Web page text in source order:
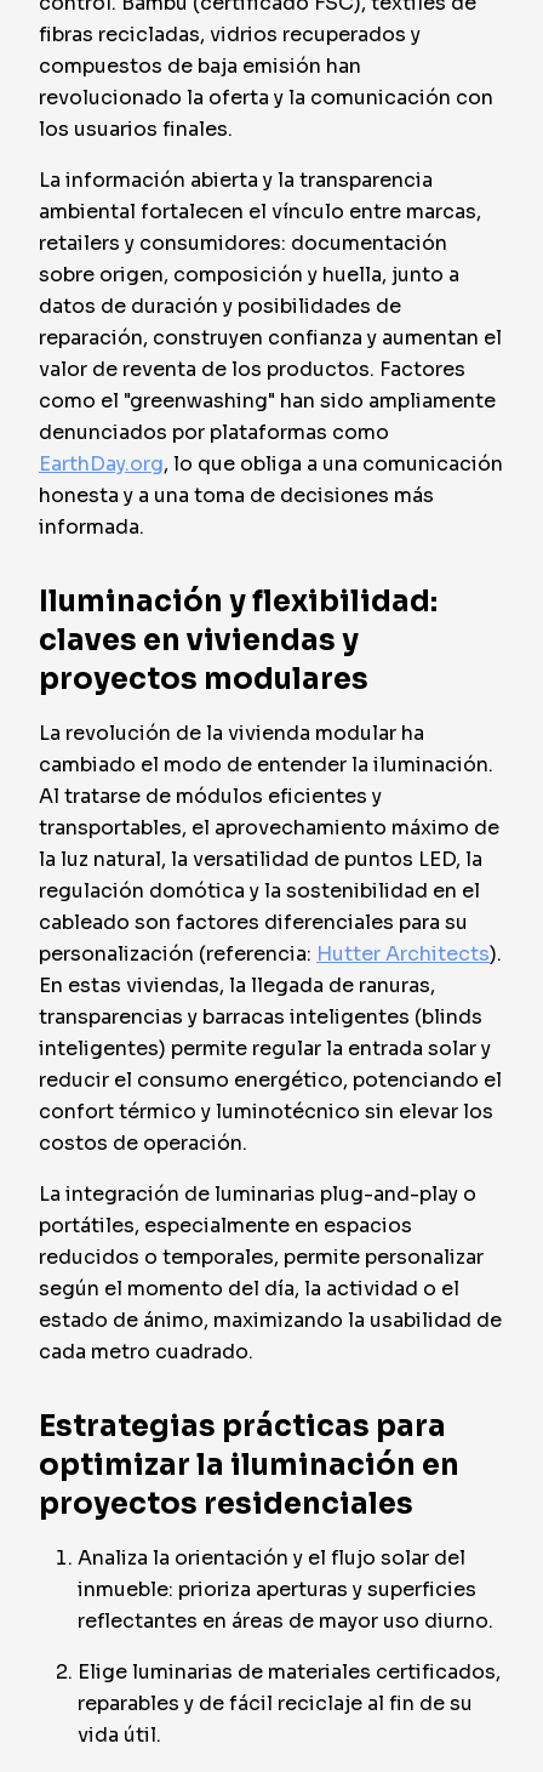
fibras recicladas, vidrios recuperados y
compuestos de baja emisión han
revolucionado la oferta y la comunicación con
los usuarios finales.
La información abierta y la transparencia
ambiental fortalecen el vínculo entre marcas,
retailers y consumidores: documentación
sobre origen, composición y huella, junto a
datos de duración y posibilidades de
reparación, construyen confianza y aumentan el
valor de reventa de los productos. Factores
como el "greenwashing" han sido ampliamente
denunciados por plataformas como
EarthDay.org, lo que obliga a una comunicación
honesta y a una toma de decisiones más
informada.
Iluminación y flexibilidad:
claves en viviendas y
proyectos modulares
La revolución de la vivienda modular ha
cambiado el modo de entender la iluminación.
Al tratarse de módulos eficientes y
transportables, el aprovechamiento máximo de
la luz natural, la versatilidad de puntos LED, la
regulación domótica y la sostenibilidad en el
cableado son factores diferenciales para su
personalización (referencia: Hutter Architects).
En estas viviendas, la llegada de ranuras,
transparencias y barracas inteligentes (blinds
inteligentes) permite regular la entrada solar y
reducir el consumo energético, potenciando el
confort térmico y luminotécnico sin elevar los
costos de operación.
La integración de luminarias plug-and-play o
portátiles, especialmente en espacios
reducidos o temporales, permite personalizar
según el momento del día, la actividad o el
estado de ánimo, maximizando la usabilidad de
cada metro cuadrado.
Estrategias prácticas para
optimizar la iluminación en
proyectos residenciales
Analiza la orientación y el flujo solar del
inmueble: prioriza aperturas y superficies
reflectantes en áreas de mayor uso diurno.
Elige luminarias de materiales certificados,
reparables y de fácil reciclaje al fin de su
vida útil.